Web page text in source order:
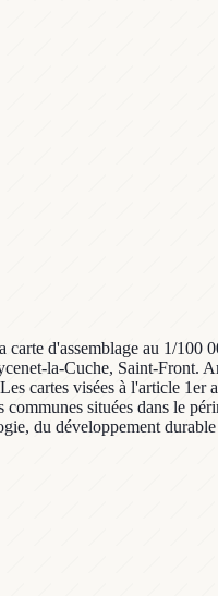
d'assemblage au 1/100
la-Cuche, Saint-Front.
cartes visées à l'article 1er
situées dans le
du développement